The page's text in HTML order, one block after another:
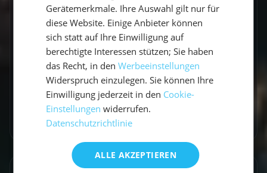
auf allen Kontinenten unterwegs. Ich Liebe das
Segeln und Nehme euch gerne mit auf meine
Reise.
Zum Autorenprofil→
Gerätemerkmale. Ihre Auswahl gilt nur für
diese Website. Einige Anbieter können
sich statt auf Ihre Einwilligung auf
berechtigte Interessen stützen; Sie haben
das Recht, in denWerbeeinstellungen
Widerspruch einzulegen. Sie können Ihre
Einwilligung jederzeit in den Cookie-
Einstellungen widerrufen.
Datenschutzrichtlinie
ALLE AKZEPTIEREN